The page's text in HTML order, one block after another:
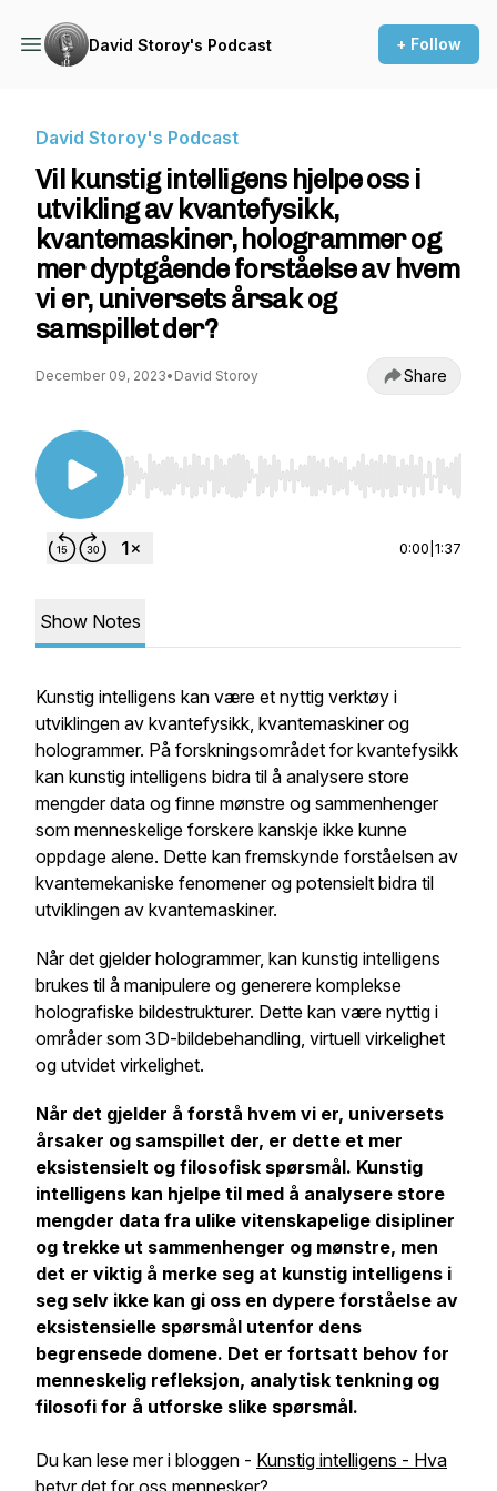
David Storoy's Podcast + Follow
David Storoy's Podcast
Vil kunstig intelligens hjelpe oss i
utvikling av kvantefysikk,
kvantemaskiner, hologrammer og
mer dyptgående forståelse av hvem
vi er, universets årsak og
samspillet der?
December 09, 2023• David Storoy Share
Use Left/Right to seek, Home/End to jump to
0:00 1:37
Show Notes
Kunstig intelligens kan være et nyttig verktøy i
utviklingen av kvantefysikk, kvantemaskiner og
hologrammer. På forskningsområdet for kvantefysikk
kan kunstig intelligens bidra til å analysere store
mengder data og finne mønstre og sammenhenger
som menneskelige forskere kanskje ikke kunne
oppdage alene. Dette kan fremskynde forståelsen av
kvantemekaniske fenomener og potensielt bidra til
utviklingen av kvantemaskiner.
Når det gjelder hologrammer, kan kunstig intelligens
brukes til å manipulere og generere komplekse
holografiske bildestrukturer. Dette kan være nyttig i
områder som 3D-bildebehandling, virtuell virkelighet
og utvidet virkelighet.
Når det gjelder å forstå hvem vi er, universets
årsaker og samspillet der, er dette et mer
eksistensielt og filosofisk spørsmål. Kunstig
intelligens kan hjelpe til med å analysere store
mengder data fra ulike vitenskapelige disipliner
og trekke ut sammenhenger og mønstre, men
det er viktig å merke seg at kunstig intelligens i
seg selv ikke kan gi oss en dypere forståelse av
eksistensielle spørsmål utenfor dens
begrensede domene. Det er fortsatt behov for
menneskelig refleksjon, analytisk tenkning og
filosofi for å utforske slike spørsmål.
Du kan lese mer i bloggen - Kunstig intelligens - Hva
betyr det for oss mennesker?